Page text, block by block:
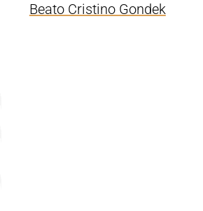
Beato Cristino Gondek